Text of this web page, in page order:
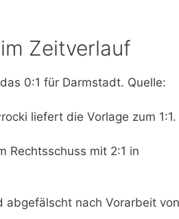
Zeitverlauf
0:1 für Darmstadt. Quelle:
liefert die Vorlage zum 1:1.
Rechtsschuss mit 2:1 in
abgefälscht nach Vorarbeit von